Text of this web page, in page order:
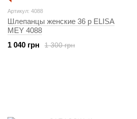
Артикул: 4088
Шлепанцы женские 36 р ELISA
MEY 4088
1 300 грн
1 040 грн